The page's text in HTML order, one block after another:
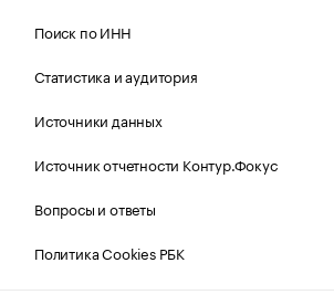
Поиск по ИНН
Статистика и аудитория
Источники данных
Источник отчетности Контур.Фокус
Вопросы и ответы
Политика Cookies РБК